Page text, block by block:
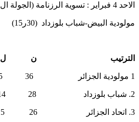
الاحد 4 فبراير : تسوية الرزنامة (الجولة ال12)
مولودية البيض-شباب بلوزداد (30ر15)
الترتيب ن ل
1 مولودية الجزائر 36 15
2. شباب بلوزداد 28 14
3. اتحاد الجزائر 26 15